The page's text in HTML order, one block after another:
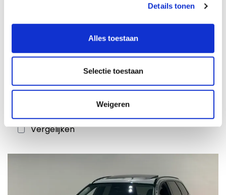
Details tonen
Alles toestaan
Selectie toestaan
Weigeren
94945
incl. BTW
Volvo XC60 Plus T6 AWD Plug-in hybrid
Elektrisch/benzine Dark
Vergelijken